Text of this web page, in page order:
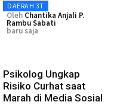
DAERAH 3T
Oleh Chantika Anjali P.
Rambu Sabati
baru saja
Psikolog Ungkap
Risiko Curhat saat
Marah di Media Sosial